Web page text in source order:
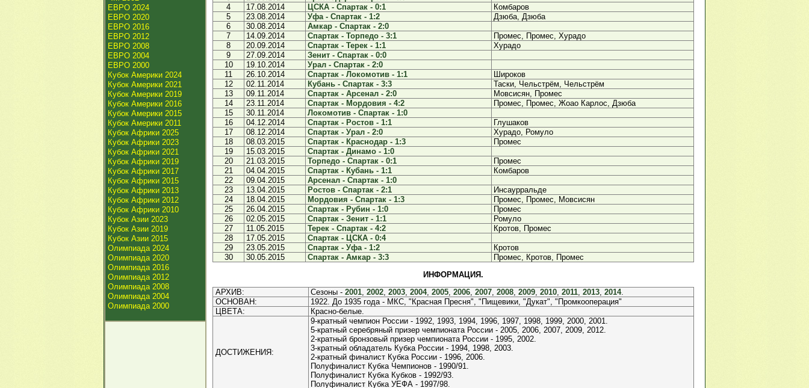
ЕВРО 2024
ЕВРО 2020
ЕВРО 2016
ЕВРО 2012
ЕВРО 2008
ЕВРО 2004
ЕВРО 2000
Кубок Америки 2024
Кубок Америки 2021
Кубок Америки 2019
Кубок Америки 2016
Кубок Америки 2015
Кубок Америки 2011
Кубок Африки 2025
Кубок Африки 2023
Кубок Африки 2021
Кубок Африки 2019
Кубок Африки 2017
Кубок Африки 2015
Кубок Африки 2013
Кубок Африки 2012
Кубок Африки 2010
Кубок Азии 2023
Кубок Азии 2019
Кубок Азии 2015
Олимпиада 2024
Олимпиада 2020
Олимпиада 2016
Олимпиада 2012
Олимпиада 2008
Олимпиада 2004
Олимпиада 2000
4
17.08.2014 ЦСКА - Спартак - 0:1
Комбаров
5
23.08.2014 Уфа - Спартак - 1:2
Дзюба, Дзюба
6
30.08.2014
Амкар - Спартак - 2:0
7
14.09.2014 Спартак - Торпедо - 3:1
Промес, Промес, Хурадо
8
20.09.2014 Спартак - Терек - 1:1
Хурадо
9
27.09.2014
Зенит - Спартак - 0:0
10
19.10.2014
Урал - Спартак - 2:0
11
26.10.2014 Спартак - Локомотив - 1:1
Широков
12
02.11.2014 Кубань - Спартак - 3:3
Таски, Чельстрём, Чельстрём
13
09.11.2014 Спартак - Арсенал - 2:0
Мовсисян, Промес
14
23.11.2014 Спартак - Мордовия - 4:2
Промес, Промес, Жоао Карлос, Дзюба
15
30.11.2014
Локомотив - Спартак - 1:0
16
04.12.2014 Спартак - Ростов - 1:1
Глушаков
17
08.12.2014 Спартак - Урал - 2:0
Хурадо, Ромуло
18
08.03.2015 Спартак - Краснодар - 1:3
Промес
19
15.03.2015
Спартак - Динамо - 1:0
20
21.03.2015 Торпедо - Спартак - 0:1
Промес
21
04.04.2015 Спартак - Кубань - 1:1
Комбаров
22
09.04.2015
Арсенал - Спартак - 1:0
23
13.04.2015 Ростов - Спартак - 2:1
Инсаурральде
24
18.04.2015 Мордовия - Спартак - 1:3
Промес, Промес, Мовсисян
25
26.04.2015 Спартак - Рубин - 1:0
Промес
26
02.05.2015 Спартак - Зенит - 1:1
Ромуло
27
11.05.2015 Терек - Спартак - 4:2
Кротов, Промес
28
17.05.2015
Спартак - ЦСКА - 0:4
29
23.05.2015 Спартак - Уфа - 1:2
Кротов
30
30.05.2015 Спартак - Амкар - 3:3
Промес, Кротов, Промес
ИНФОРМАЦИЯ.
АРХИВ:
Сезоны - 2001, 2002, 2003, 2004, 2005, 2006, 2007, 2008, 2009, 2010, 2011, 2013, 2014.
ОСНОВАН:
1922. До 1935 года - МКС, "Красная Пресня", "Пищевики, "Дукат", "Промкооперация"
ЦВЕТА:
Красно-белые.
ДОСТИЖЕНИЯ:
9-кратный чемпион России - 1992, 1993, 1994, 1996, 1997, 1998, 1999, 2000, 2001.
5-кратный серебряный призер чемпионата России - 2005, 2006, 2007, 2009, 2012.
2-кратный бронзовый призер чемпионата России - 1995, 2002.
3-кратный обладатель Кубка России - 1994, 1998, 2003.
2-кратный финалист Кубка России - 1996, 2006.
Полуфиналист Кубка Чемпионов - 1990/91.
Полуфиналист Кубка Кубков - 1992/93.
Полуфиналист Кубка УЕФА - 1997/98.